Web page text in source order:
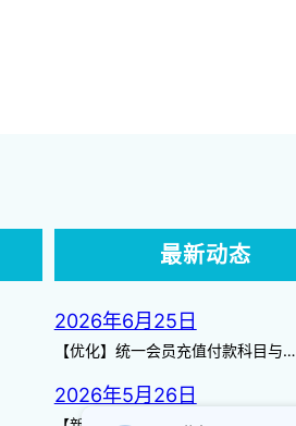
最新动态
2026年6月25日
【优化】统一会员充值付款科目与…
2026年5月26日